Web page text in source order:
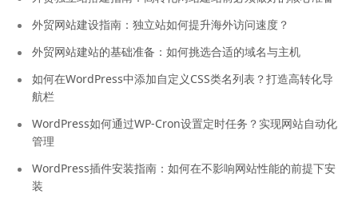
外贸网站建设指南：独立站如何提升海外访问速度？
外贸网站建站的基础准备：如何挑选合适的域名与主机
如何在WordPress中添加自定义CSS类名列表？打造高转化导
航栏
WordPress如何通过WP-Cron设置定时任务？实现网站自动化
管理
WordPress插件安装指南：如何在不影响网站性能的前提下安
装